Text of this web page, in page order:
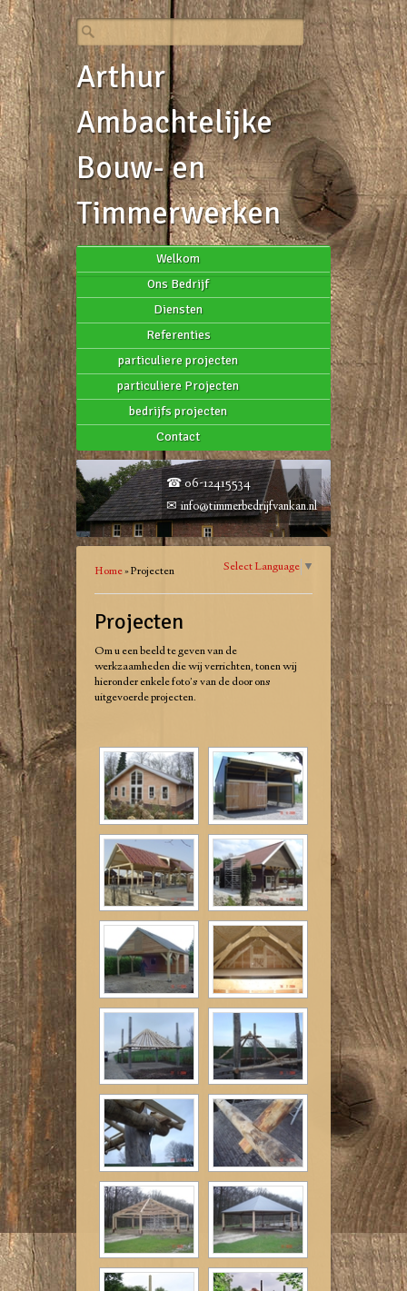
Arthur
Ambachtelijke
Bouw- en
Timmerwerken
Welkom
Ons Bedrijf
Diensten
Referenties
particuliere projecten
particuliere Projecten
bedrijfs projecten
Contact
☎ 06-12415534
✉info@timmerbedrijfvankan.nl
Home»Projecten Select Language ▼
Projecten
Om u een beeld te geven van de
werkzaamheden die wij verrichten, tonen wij
hieronder enkele foto’s van de door ons
uitgevoerde projecten.